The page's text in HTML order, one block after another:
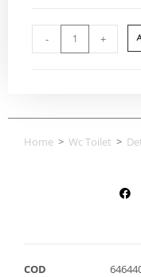
- +
Home > Wc Toilet >
COD